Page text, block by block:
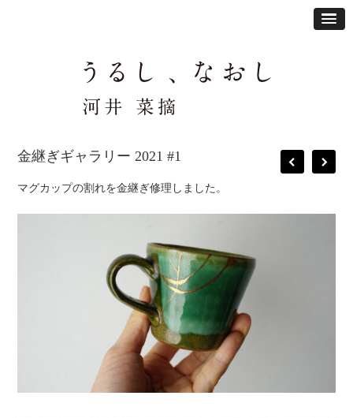
金継ぎギャラリー 2021 #1
マグカップの割れを金継ぎ修理しました。